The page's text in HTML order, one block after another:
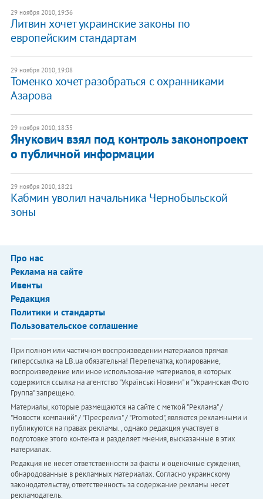
29 ноября 2010, 19:36
Литвин хочет украинские законы по
европейским стандартам
29 ноября 2010, 19:08
Томенко хочет разобраться с охранниками
Азарова
29 ноября 2010, 18:35
Янукович взял под контроль законопроект
о публичной информации
29 ноября 2010, 18:21
​Кабмин уволил начальника Чернобыльской
зоны
Про нас
Реклама на сайте
Ивенты
Редакция
Политики и стандарты
Пользовательское соглашение
При полном или частичном воспроизведении материалов прямая
гиперссылка на LB.ua обязательна! Перепечатка, копирование,
воспроизведение или иное использование материалов, в которых
содержится ссылка на агентство "Українськi Новини" и "Украинская Фото
Группа" запрещено.
Материалы, которые размещаются на сайте с меткой "Реклама" /
"Новости компаний" / "Пресрелиз" / "Promoted", являются рекламными и
публикуются на правах рекламы. , однако редакция участвует в
подготовке этого контента и разделяет мнения, высказанные в этих
материалах.
Редакция не несет ответственности за факты и оценочные суждения,
обнародованные в рекламных материалах. Согласно украинскому
законодательству, ответственность за содержание рекламы несет
рекламодатель.